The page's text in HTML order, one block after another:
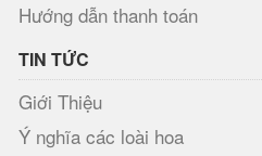
Hướng dẫn thanh toán
TIN TỨC
Giới Thiệu
Ý nghĩa các loài hoa